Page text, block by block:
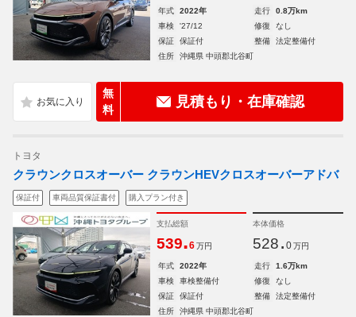
年式 2022年 走行
0.8万km
車検
'27/12 修復
なし
保証
保証付 整備
法定整備付
住所
沖縄県 中頭郡北谷町
無
料
見積もり・在庫確認
トヨタ
クラウンクロスオーバー クラウンHEVクロスオーバーアドバ
保証付 車両品質保証書付 購入プラン付き
支払総額
539.6 万円
本体価格
528. 0 万円
年式 2022年 走行
1.6万km
車検
車検整備付 修復
なし
保証
保証付 整備
法定整備付
住所
沖縄県 中頭郡北谷町